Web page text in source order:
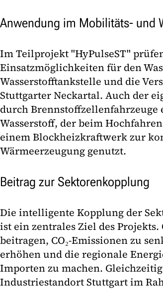
Anwendung im Mobilitäts- und
Im Teilprojekt "HyPulseST"
Einsatzmöglichkeiten für den
Wasserstofftankstelle und die
Stuttgarter Neckartal. Auch der
durch
Wasserstoff, der beim
einem Blockheizkraftwerk zur
Wärmeerzeugung genutzt.
Beitrag zur Sektorenkopplung
Die intelligente Kopplung der
ist ein zentrales Ziel des
beitragen, CO₂-Emissionen zu
erhöhen und die regionale
Importen zu machen.
Industriestandort Stuttgart im